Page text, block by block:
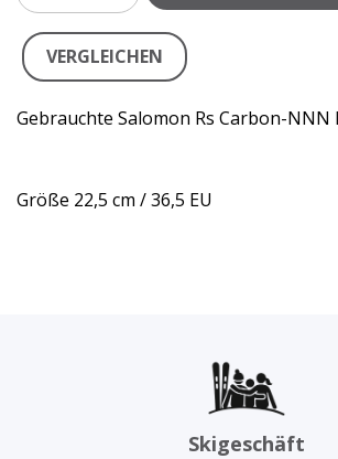
VERGLEICHEN
Gebrauchte Salomon Rs Carbon-NNN
Größe 22,5 cm / 36,5 EU
Skigeschäft